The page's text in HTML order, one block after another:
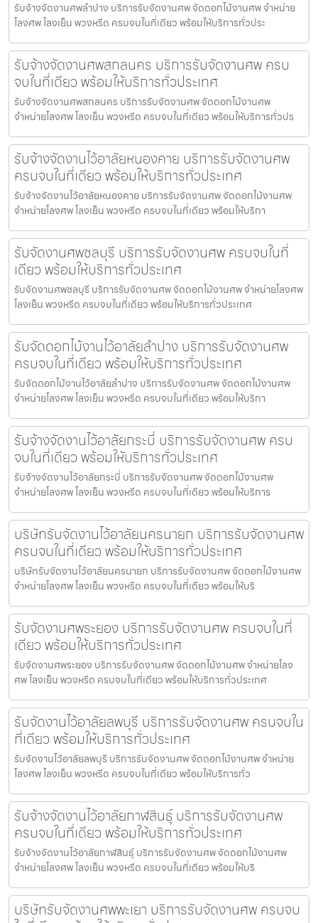
รับจ้างจัดงานศพลำปาง บริการรับจัดงานศพ จัดดอกไม้งานศพ จำหน่าย
โลงศพ โลงเย็น พวงหรีด ครบจบในที่เดียว พร้อมให้บริการทั่วประ
รับจ้างจัดงานศพสกลนคร บริการรับจัดงานศพ ครบ
จบในที่เดียว พร้อมให้บริการทั่วประเทศ
รับจ้างจัดงานศพสกลนคร บริการรับจัดงานศพ จัดดอกไม้งานศพ
จำหน่ายโลงศพ โลงเย็น พวงหรีด ครบจบในที่เดียว พร้อมให้บริการทั่วปร
รับจ้างจัดงานไว้อาลัยหนองคาย บริการรับจัดงานศพ
ครบจบในที่เดียว พร้อมให้บริการทั่วประเทศ
รับจ้างจัดงานไว้อาลัยหนองคาย บริการรับจัดงานศพ จัดดอกไม้งานศพ
จำหน่ายโลงศพ โลงเย็น พวงหรีด ครบจบในที่เดียว พร้อมให้บริกา
รับจัดงานศพชลบุรี บริการรับจัดงานศพ ครบจบในที่
เดียว พร้อมให้บริการทั่วประเทศ
รับจัดงานศพชลบุรี บริการรับจัดงานศพ จัดดอกไม้งานศพ จำหน่ายโลงศพ
โลงเย็น พวงหรีด ครบจบในที่เดียว พร้อมให้บริการทั่วประเทศ
รับจัดดอกไม้งานไว้อาลัยลำปาง บริการรับจัดงานศพ
ครบจบในที่เดียว พร้อมให้บริการทั่วประเทศ
รับจัดดอกไม้งานไว้อาลัยลำปาง บริการรับจัดงานศพ จัดดอกไม้งานศพ
จำหน่ายโลงศพ โลงเย็น พวงหรีด ครบจบในที่เดียว พร้อมให้บริกา
รับจ้างจัดงานไว้อาลัยกระบี่ บริการรับจัดงานศพ ครบ
จบในที่เดียว พร้อมให้บริการทั่วประเทศ
รับจ้างจัดงานไว้อาลัยกระบี่ บริการรับจัดงานศพ จัดดอกไม้งานศพ
จำหน่ายโลงศพ โลงเย็น พวงหรีด ครบจบในที่เดียว พร้อมให้บริการ
บริษัทรับจัดงานไว้อาลัยนครนายก บริการรับจัดงานศพ
ครบจบในที่เดียว พร้อมให้บริการทั่วประเทศ
บริษัทรับจัดงานไว้อาลัยนครนายก บริการรับจัดงานศพ จัดดอกไม้งานศพ
จำหน่ายโลงศพ โลงเย็น พวงหรีด ครบจบในที่เดียว พร้อมให้บริ
รับจัดงานศพระยอง บริการรับจัดงานศพ ครบจบในที่
เดียว พร้อมให้บริการทั่วประเทศ
รับจัดงานศพระยอง บริการรับจัดงานศพ จัดดอกไม้งานศพ จำหน่ายโลง
ศพ โลงเย็น พวงหรีด ครบจบในที่เดียว พร้อมให้บริการทั่วประเทศ
รับจัดงานไว้อาลัยลพบุรี บริการรับจัดงานศพ ครบจบใน
ที่เดียว พร้อมให้บริการทั่วประเทศ
รับจัดงานไว้อาลัยลพบุรี บริการรับจัดงานศพ จัดดอกไม้งานศพ จำหน่าย
โลงศพ โลงเย็น พวงหรีด ครบจบในที่เดียว พร้อมให้บริการทั่ว
รับจ้างจัดงานไว้อาลัยกาฬสินธุ์ บริการรับจัดงานศพ
ครบจบในที่เดียว พร้อมให้บริการทั่วประเทศ
รับจ้างจัดงานไว้อาลัยกาฬสินธุ์ บริการรับจัดงานศพ จัดดอกไม้งานศพ
จำหน่ายโลงศพ โลงเย็น พวงหรีด ครบจบในที่เดียว พร้อมให้บริ
บริษัทรับจัดงานศพพะเยา บริการรับจัดงานศพ ครบจบ